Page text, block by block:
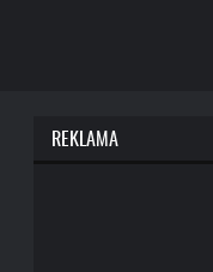
REKLAMA